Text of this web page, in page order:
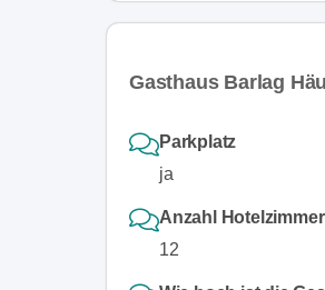
Gasthaus Barlag
Parkplatz
ja
Anzahl Hotelzimmer
12